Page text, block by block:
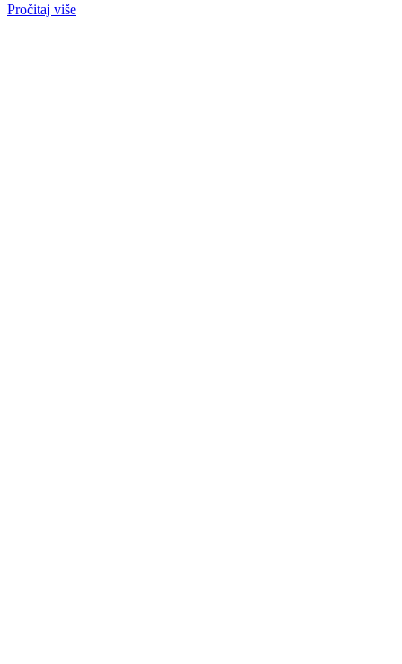
Pročitaj više